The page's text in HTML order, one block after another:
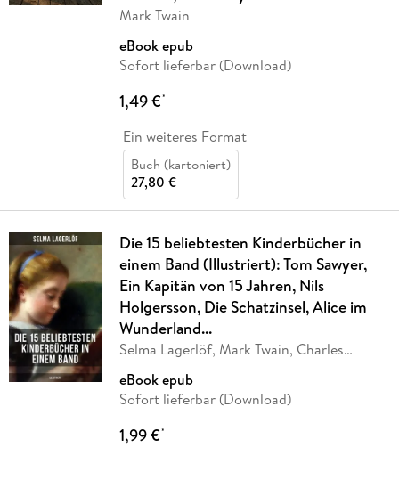
Mark Twain
eBook epub
Sofort lieferbar (Download)
1,49 €*
Ein weiteres Format
Buch (kartoniert)
27,80 €
Die 15 beliebtesten Kinderbücher in
einem Band (Illustriert): Tom Sawyer,
Ein Kapitän von 15 Jahren, Nils
Holgersson, Die Schatzinsel, Alice im
Wunderland...
Selma Lagerlöf, Mark Twain, Charles
Dickens,
eBook epub
Sofort lieferbar (Download)
1,99 €*